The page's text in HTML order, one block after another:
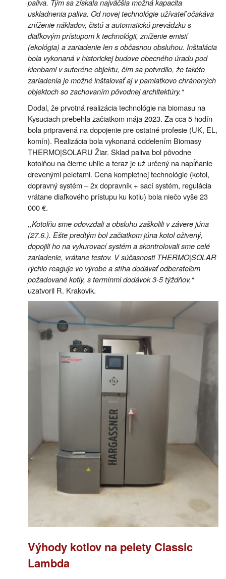
paliva. Tým sa získala najväčšia možná kapacita
uskladnenia paliva. Od novej technológie užívateľ očakáva
zníženie nákladov, čistú a automatickú prevádzku s
diaľkovým prístupom k technológii, zníženie emisií
(ekológia) a zariadenie len s občasnou obsluhou. Inštalácia
bola vykonaná v historickej budove obecného úradu pod
klenbami v suteréne objektu, čím sa potvrdilo, že takéto
zariadenia je možné inštalovať aj v pamiatkovo chránených
objektoch so zachovaním pôvodnej architektúry.“
Dodal, že prvotná realizácia technológie na biomasu na
Kysuciach prebehla začiatkom mája 2023. Za cca 5 hodín
bola pripravená na dopojenie pre ostatné profesie (UK, EL,
komín). Realizácia bola vykonaná oddelením Biomasy
THERMO|SOLARU Žiar. Sklad paliva bol pôvodne
kotolňou na čierne uhlie a teraz je už určený na napĺňanie
drevenými peletami. Cena kompletnej technológie (kotol,
dopravný systém – 2x dopravník + sací systém, regulácia
vrátane diaľkového prístupu ku kotlu) bola niečo vyše 23
000 €.
,,Kotolňu sme odovzdali a obsluhu zaškolili v závere júna
(27.6.). Ešte predtým bol začiatkom júna kotol oživený,
dopojili ho na vykurovací systém a skontrolovali sme celé
zariadenie, vrátane testov. V súčasnosti THERMO|SOLAR
rýchlo reaguje vo výrobe a stíha dodávať odberateľom
požadované kotly, s termínmi dodávok 3-5 týždňov,“
uzatvoril R. Krakovik.
Výhody kotlov na pelety Classic
Lambda